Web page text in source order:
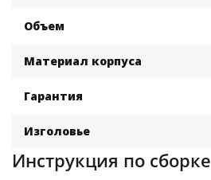
Объем
Материал корпуса
Гарантия
Изголовье
Инструкция по сборке